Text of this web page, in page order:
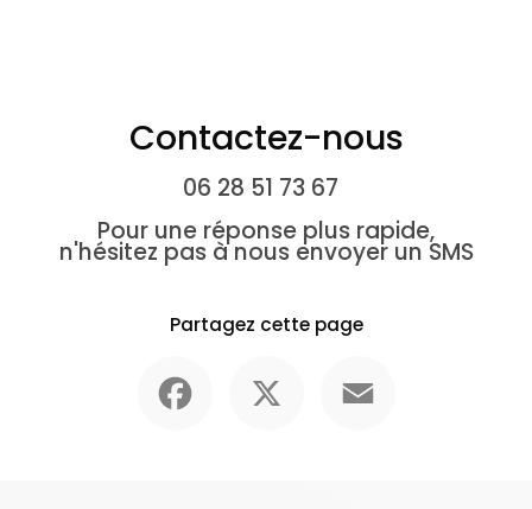
Contactez-nous
06 28 51 73 67
Pour une réponse plus rapide,
n'hésitez pas à nous envoyer un SMS
Partagez cette page